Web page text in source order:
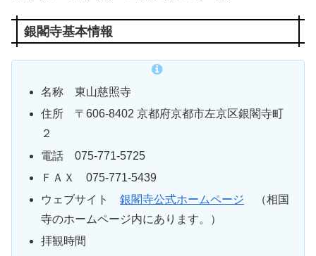
銀閣寺基本情報
名称 東山慈照寺
住所 〒606-8402 京都府京都市左京区銀閣寺町
２
電話 075-771-5725
ＦＡＸ 075-771-5439
ウェブサイト銀閣寺公式ホームページ （相国
寺のホームページ内にあります。）
拝観時間